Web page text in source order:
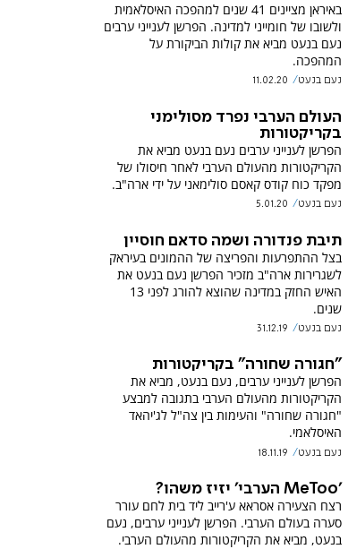
באיראן מציינים 41 שנים למהפכה האיסלאמית
ולשובו של חומייני למדינה. הפרשן לענייני ערבים
נעם בנעט מביא את קולות הביקורת על
המהפכה.
נעם בנעט 11.02.20
העולם הערבי נפרד מסולימני
בקריקטורות
הפרשן לענייני ערבים נעם בנעט מביא את
הקריקטורות מהעולם הערבי לאחר חיסולו של
מפקד כוח קודס קאסם סולימאני על ידי ארה"ב.
נעם בנעט 5.01.20
תיבת פנדורה ושמה סדאם חוסיין
בצל ההתפרעות והפריצה של ההמונים בעיראק
לשגרירות ארה"ב מזכיר הפרשן נעם בנעט את
האיש החזק במדינה שהוצא להורג לפני 13
שנים.
נעם בנעט 31.12.19
"חגורה שחורה" בקריקטורות
הפרשן לענייני ערבים, נעם בנעט, מביא את
הקריקטורות מהעולם הערבי בתגובה למבצע
"חגורה שחורה" והעימות בין צה"ל לג'יהאד
האיסלאמי.
נעם בנעט 18.11.19
'MeToo הערבי' יזיז משהו?
רצח הצעירה אסראא ע'רייב ליד בית לחם עורר
סערה בעולם הערבי. הפרשן לענייני ערבים, נעם
בנעט, מביא את הקריקטורות מהעולם הערבי.